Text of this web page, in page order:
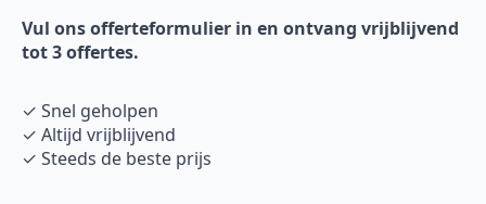
Vul ons offerteformulier in en ontvang vrijblijvend
tot 3 offertes.
✓ Snel geholpen
✓ Altijd vrijblijvend
✓ Steeds de beste prijs